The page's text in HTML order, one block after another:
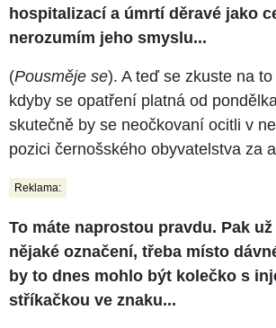
hospitalizací a úmrtí děravé jako
nerozumím jeho smyslu...
(Pousměje se). A teď se zkuste na
kdyby se opatření platná od
skutečně by se neočkovaní ocitli v
pozici černošského obyvatelstva za
Reklama:
To máte naprostou pravdu. Pak
nějaké označení, třeba místo
by to dnes mohlo být kolečko s
stříkačkou ve znaku...